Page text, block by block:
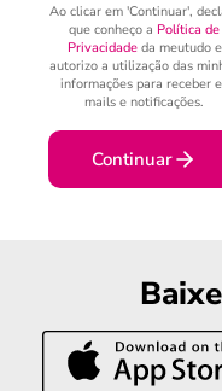
Ao clicar em 'Continuar',
que conheço a Política de
Privacidadeda meutudo e
autorizo a utilização das
informações para receber
mails e notificações.
Continuar